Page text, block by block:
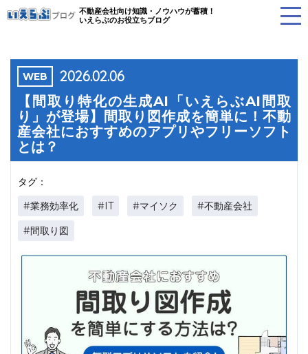
不動産会社向け知識・ノウハウが蓄積！
いえらぶのお役立ちブログ
WEB 2026.02.06
【間取り特化の生成AI「いえらぶAI間取
り」が登場】間取り図作成を簡単に！不動
産会社におすすめのアプリやフリーソフト
とは？
タグ：
#業務効率化 #IT #マイソク
#不動産会社
#間取り図